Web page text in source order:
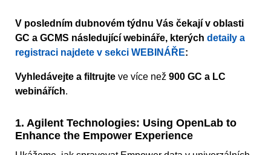
V posledním dubnovém týdnu Vás čekají v oblasti
GC a GCMS následující webináře, kterých detaily a
registraci najdete v sekci WEBINÁŘE:
Vyhledávejte a filtrujte ve více než 900 GC a LC
webinářích.
1. Agilent Technologies: Using OpenLab to
Enhance the Empower Experience